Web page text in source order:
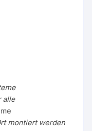
alle
montiert werden